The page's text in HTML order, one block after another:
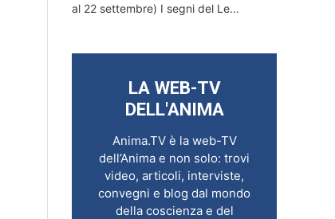
al 22 settembre) I segni del Le…
LA WEB-TV
DELL'ANIMA
Anima.TV è la web-TV
dell’Anima e non solo: trovi
video, articoli, interviste,
convegni e blog dal mondo
della coscienza e del